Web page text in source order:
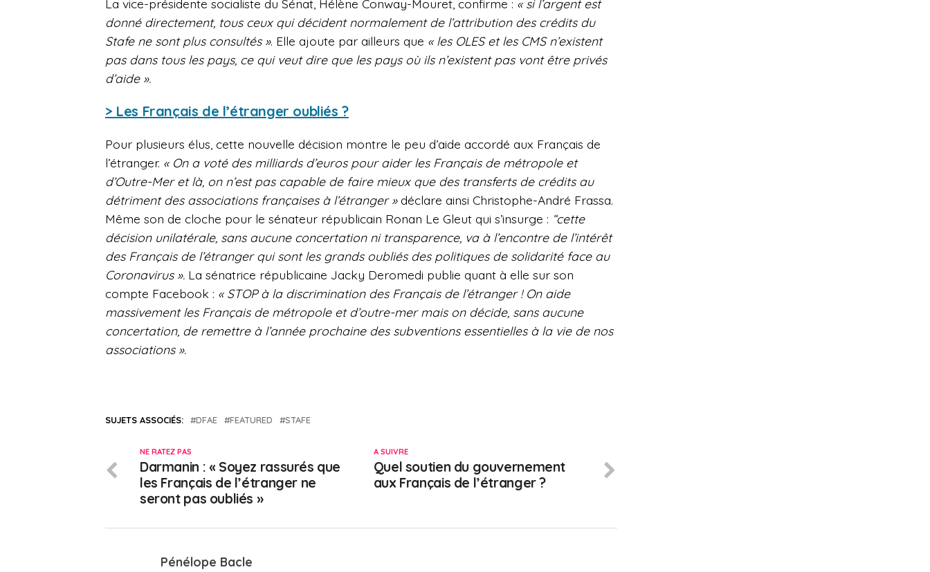
La vice-présidente socialiste du Sénat, Hélène Conway-Mouret, confirme : « si l’argent est
donné directement, tous ceux qui décident normalement de l’attribution des crédits du
Stafe ne sont plus consultés ». Elle ajoute par ailleurs que « les OLES et les CMS n’existent
pas dans tous les pays, ce qui veut dire que les pays où ils n’existent pas vont être privés
d’aide ».
> Les Français de l’étranger oubliés ?
Pour plusieurs élus, cette nouvelle décision montre le peu d’aide accordé aux Français de
l’étranger. « On a voté des milliards d’euros pour aider les Français de métropole et
d’Outre-Mer et là, on n’est pas capable de faire mieux que des transferts de crédits au
détriment des associations françaises à l’étranger »déclare ainsi Christophe-André Frassa.
Même son de cloche pour le sénateur républicain Ronan Le Gleut qui s’insurge : “cette
décision unilatérale, sans aucune concertation ni transparence, va à l’encontre de l’intérêt
des Français de l’étranger qui sont les grands oubliés des politiques de solidarité face au
Coronavirus ». La sénatrice républicaine Jacky Deromedi publie quant à elle sur son
compte Facebook : « STOP à la discrimination des Français de l’étranger ! On aide
massivement les Français de métropole et d’outre-mer mais on décide, sans aucune
concertation, de remettre à l’année prochaine des subventions essentielles à la vie de nos
associations ».
SUJETS ASSOCIÉS: DFAE FEATURED STAFE
A SUIVRE
Quel soutien du gouvernement
aux Français de l’étranger ?
NE RATEZ PAS
Darmanin : « Soyez rassurés que
les Français de l’étranger ne
seront pas oubliés »
Pénélope Bacle